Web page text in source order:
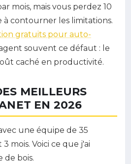
mois, mais vous perdez 10
à contourner les limitations.
gratuits pour auto-
souvent ce défaut : le
caché en productivité.
MEILLEURS
EN 2026
une équipe de 35
mois. Voici ce que j'ai
de bois.